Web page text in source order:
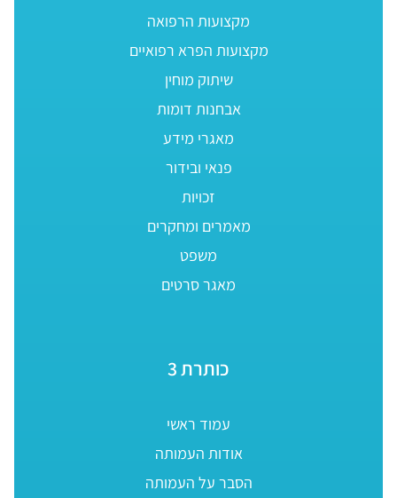
מקצועות הרפואה
מקצועות הפרא רפואיים
שיתוק מוחין
אבחנות דומות
מאגרי מידע
פנאי ובידור
זכויות
מאמרים ומחקרים
משפט
מאגר סרטים
כותרת 3
עמוד ראשי
אודות העמותה
הסבר על העמותה